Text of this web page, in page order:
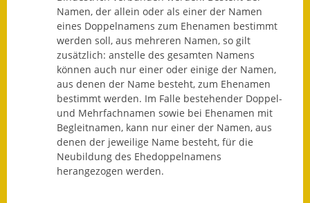
Leichte Sprache
Infos in Leichter Sprache
Mitteilungsblatt
Nachhaltigkeitsbericht
Notfallplanung
Ortsplan
Namen, der allein oder als einer der Namen
eines Doppelnamens zum Ehenamen bestimmt
werden soll, aus mehreren Namen, so gilt
zusätzlich: anstelle des gesamten Namens
können auch nur einer oder einige der Namen,
aus denen der Name besteht, zum Ehenamen
bestimmt werden. Im Falle bestehender Doppel-
und Mehrfachnamen sowie bei Ehenamen mit
Begleitnamen, kann nur einer der Namen, aus
denen der jeweilige Name besteht, für die
Neubildung des Ehedoppelnamens
herangezogen werden.